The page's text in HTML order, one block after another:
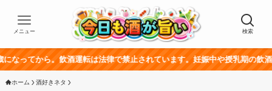
検索
メニュー
飲酒運転は法律で禁止されています。妊娠中や授乳期の飲酒は、胎児・
ホーム 酒好きネタ